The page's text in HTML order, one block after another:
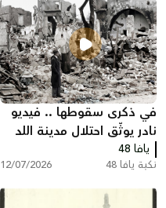
في ذكرى سقوطها .. فيديو
نادر يوثّق احتلال مدينة اللد
ومصادرة منازل سكانها عام
النكبة
يافا 48
نكبة يافا 48 12/07/2026